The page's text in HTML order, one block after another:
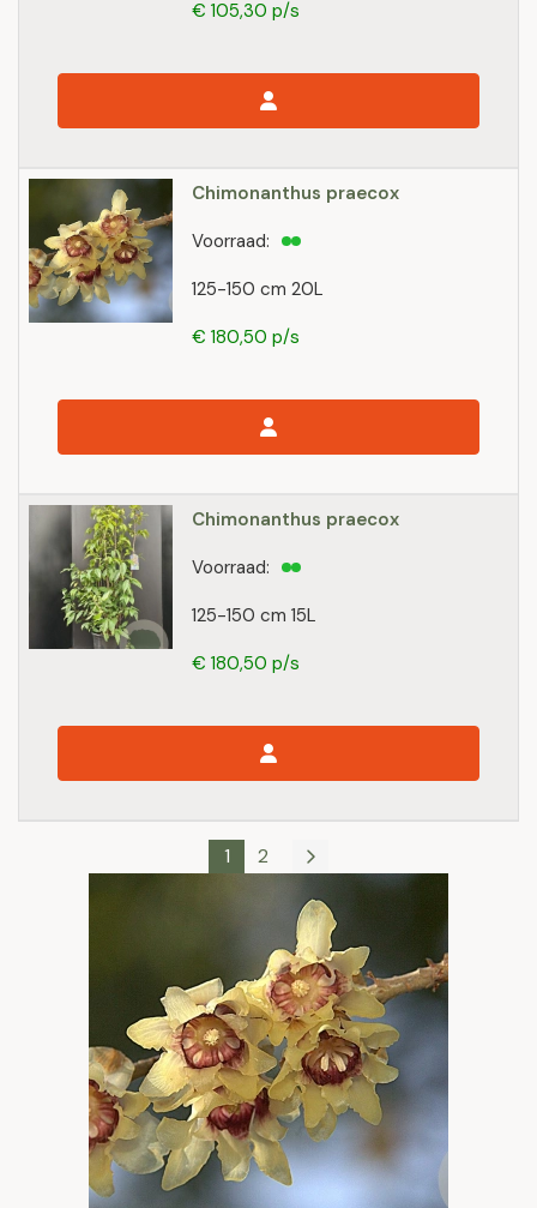
€ 105,30 p/s
Chimonanthus praecox
125-150 cm 20L
Voorraad:
€ 180,50 p/s
Chimonanthus praecox
125-150 cm 15L
Voorraad:
€ 180,50 p/s
1 2